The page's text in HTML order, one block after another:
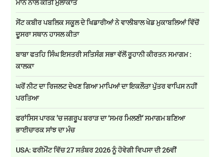
ਮਾਨ ਨਾਲ ਕੀਤੀ ਮੁਲਾਕਾਤ
ਸੇਂਟ ਕਬੀਰ ਪਬਲਿਕ ਸਕੂਲ ਦੇ ਖਿਡਾਰੀਆਂ ਨੇ ਵਾਲੀਬਾਲ ਖੇਡ ਮੁਕਾਬਲਿਆਂ ਵਿੱਚੋਂ
ਦੂਸਰਾ ਸਥਾਨ ਹਾਸਲ ਕੀਤਾ
ਬਾਬਾ ਫਤਹਿ ਸਿੰਘ ਇਸਤਰੀ ਸਤਿਸੰਗ ਸਭਾ ਵੱਲੋਂ ਰੂਹਾਨੀ ਕੀਰਤਨ ਸਮਾਗਮ :
ਕਾਲਕਾ
ਘਰੋਂ ਨੀਟ ਦਾ ਰਿਜਲਟ ਦੇਖਣ ਗਿਆ ਮਾਪਿਆਂ ਦਾ ਇਕਲੌਤਾ ਪੁੱਤਰ ਵਾਪਿਸ ਨਹੀਂ
ਪਰਤਿਆ
ਫਰਾਂਸਿਸ ਪਾਰਕ ’ਚ ਜਗਰੂਪ ਬਰਾੜ ਦਾ ‘ਸਮਰ ਮਿਲਣੀ’ ਸਮਾਗਮ ਬਣਿਆ
ਭਾਈਚਾਰਕ ਸਾਂਝ ਦਾ ਮੰਚ
USA: ਫਰੀਮੌਂਟ ਵਿੱਚ 27 ਸਤੰਬਰ 2026 ਨੂੰ ਹੋਵੇਗੀ ਵਿਪਸਾ ਦੀ 26ਵੀਂ